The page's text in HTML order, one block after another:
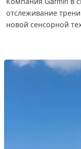
отслеживание
новой сенсорной
приложении
товарных знаков.